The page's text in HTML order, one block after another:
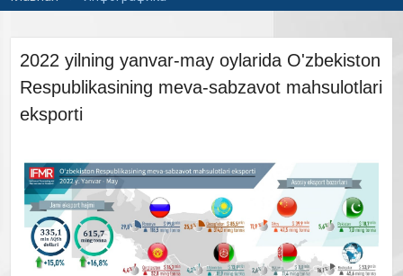
2022 yilning yanvar-may oylarida O'zbekiston
Respublikasining meva-sabzavot mahsulotlari
eksporti